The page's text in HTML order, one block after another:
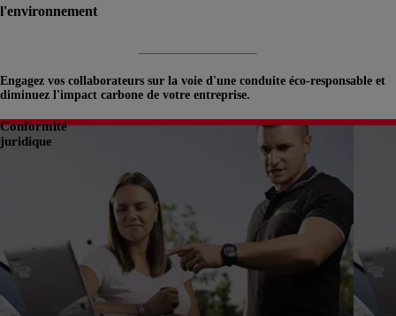
l'environnement
Engagez vos collaborateurs sur la voie d'une conduite éco-responsable et
diminuez l'impact carbone de votre entreprise.
Conformité
juridique